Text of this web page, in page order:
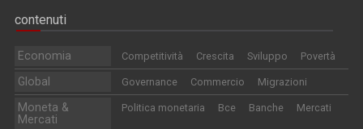
contenuti
Economia Competitività Crescita Sviluppo Povertà
Global Governance Commercio Migrazioni
Moneta &
Mercati
Politica monetaria Bce Banche Mercati